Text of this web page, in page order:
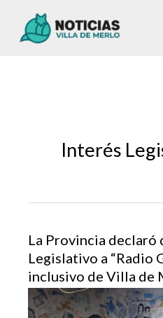
Interés
La Provincia declaró
Legislativo a “Radio
inclusivo de Villa de